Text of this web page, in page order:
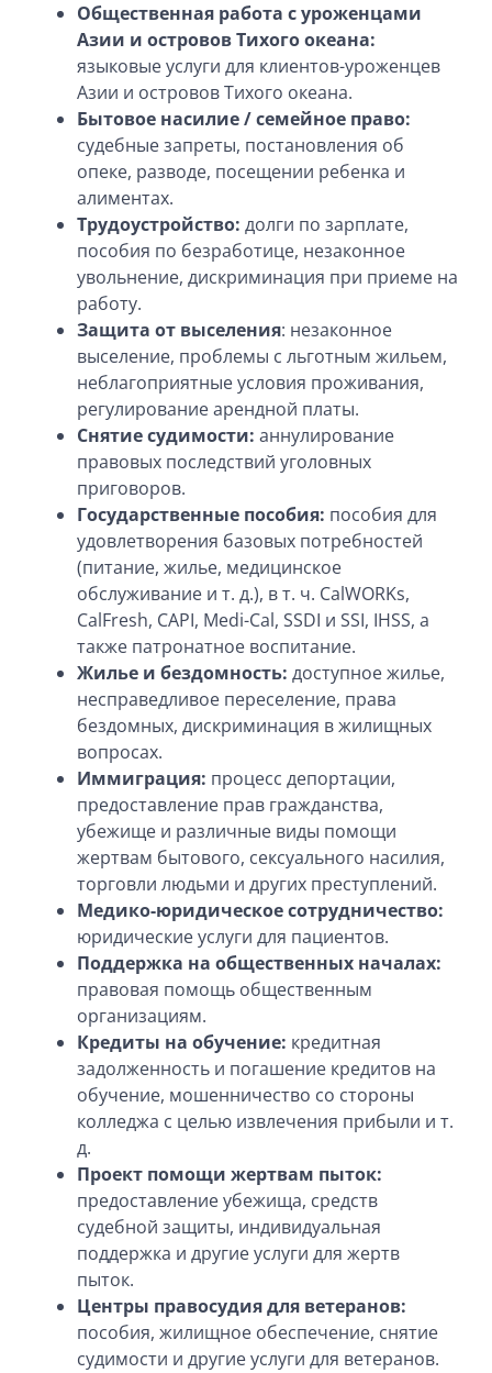
Общественная работа с уроженцами
Азии и островов Тихого океана:
языковые услуги для клиентов-уроженцев
Азии и островов Тихого океана.
Бытовое насилие / семейное право:
судебные запреты, постановления об
опеке, разводе, посещении ребенка и
алиментах.
Трудоустройство: долги по зарплате,
пособия по безработице, незаконное
увольнение, дискриминация при приеме на
работу.
Защита от выселения: незаконное
выселение, проблемы с льготным жильем,
неблагоприятные условия проживания,
регулирование арендной платы.
Снятие судимости: аннулирование
правовых последствий уголовных
приговоров.
Государственные пособия: пособия для
удовлетворения базовых потребностей
(питание, жилье, медицинское
обслуживание и т. д.), в т. ч. CalWORKs,
CalFresh, CAPI, Medi-Cal, SSDI и SSI, IHSS, а
также патронатное воспитание.
Жилье и бездомность: доступное жилье,
несправедливое переселение, права
бездомных, дискриминация в жилищных
вопросах.
Иммиграция: процесс депортации,
предоставление прав гражданства,
убежище и различные виды помощи
жертвам бытового, сексуального насилия,
торговли людьми и других преступлений.
Медико-юридическое сотрудничество:
юридические услуги для пациентов.
Поддержка на общественных началах:
правовая помощь общественным
организациям.
Кредиты на обучение: кредитная
задолженность и погашение кредитов на
обучение, мошенничество со стороны
колледжа с целью извлечения прибыли и т.
д.
Проект помощи жертвам пыток:
предоставление убежища, средств
судебной защиты, индивидуальная
поддержка и другие услуги для жертв
пыток.
Центры правосудия для ветеранов:
пособия, жилищное обеспечение, снятие
судимости и другие услуги для ветеранов.